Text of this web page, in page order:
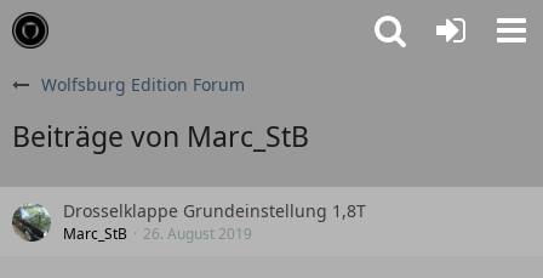
Wolfsburg Edition Forum
Beiträge von Marc_StB
Drosselklappe Grundeinstellung 1,8T
Marc_StB 26. August 2019